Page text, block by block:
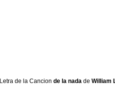
Letra de la Cancion de la nada de William